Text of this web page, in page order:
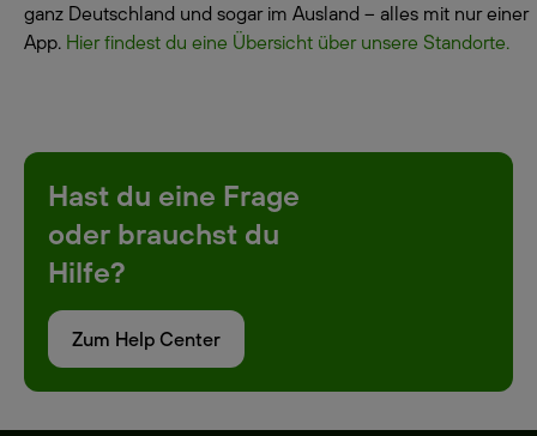
ganz Deutschland und sogar im Ausland – alles mit nur einer
App. Hier findest du eine Übersicht über unsere Standorte.
Hast du eine Frage
oder brauchst du
Hilfe?
Zum Help Center